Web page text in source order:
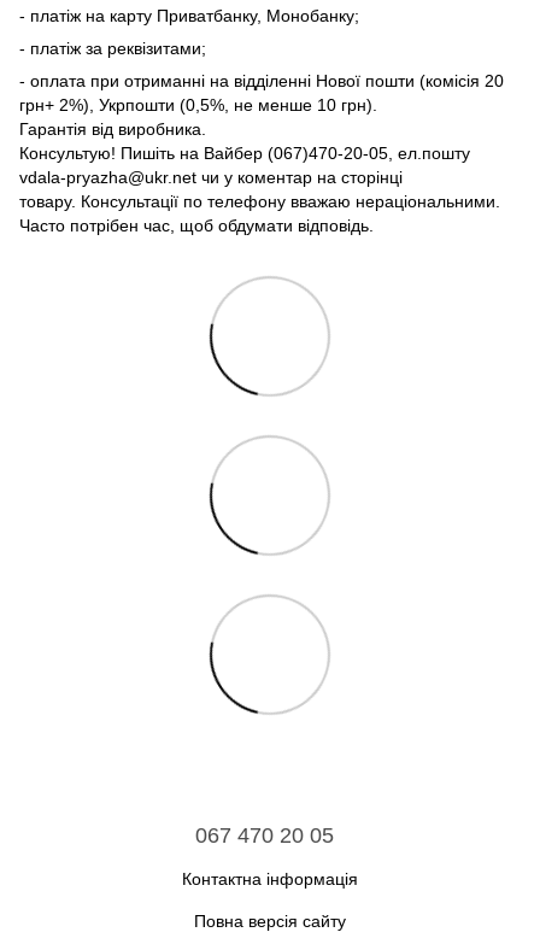
- платіж на карту Приватбанку, Монобанку;
- платіж за реквізитами;
- оплата при отриманні на відділенні Нової пошти (комісія 20
грн+ 2%), Укрпошти (0,5%, не менше 10 грн).
Гарантія від виробника.
Консультую! Пишіть на Вайбер (067)470-20-05, ел.пошту
vdala-pryazha@ukr.net чи у коментар на сторінці
товару. Консультації по телефону вважаю нераціональними.
Часто потрібен час, щоб обдумати відповідь.
067 470 20 05
Контактна інформація
Повна версія сайту